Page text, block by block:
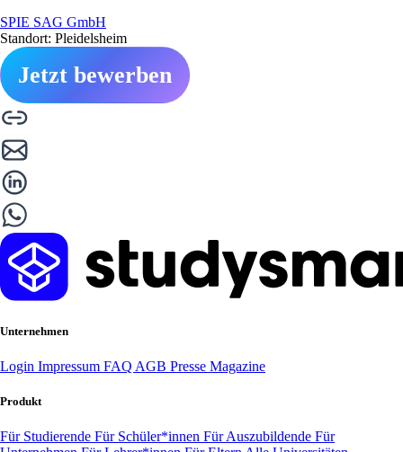
SPIE SAG GmbH
Standort: Pleidelsheim
Jetzt bewerben
Unternehmen
Login Impressum FAQ AGB Presse Magazine
Produkt
Für Studierende Für Schüler*innen Für Auszubildende Für